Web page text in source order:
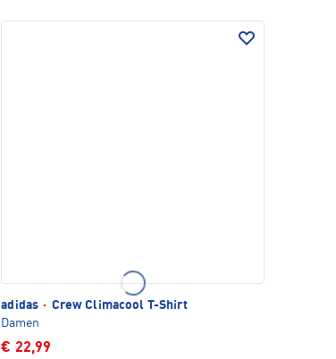
adidas · Crew Climacool T-Shirt
Damen
€ 22,99